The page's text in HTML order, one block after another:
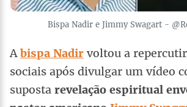
Bispa Nadir e Jimmy Swagart -
Abispa Nadir voltou a
sociais após divulgar um vídeo
suposta revelação espiritual